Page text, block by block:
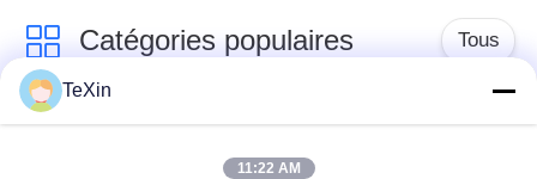
Catégories populaires Tous
Module de brouilleur
module de brouillage
de drone
TeXin
11:22 AM